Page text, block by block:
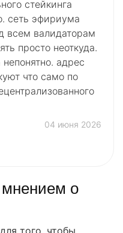
стейкинга
сеть эфириума
всем валидаторам
просто неоткуда.
адрес
что само по
04 июня 2026
о
того, чтобы